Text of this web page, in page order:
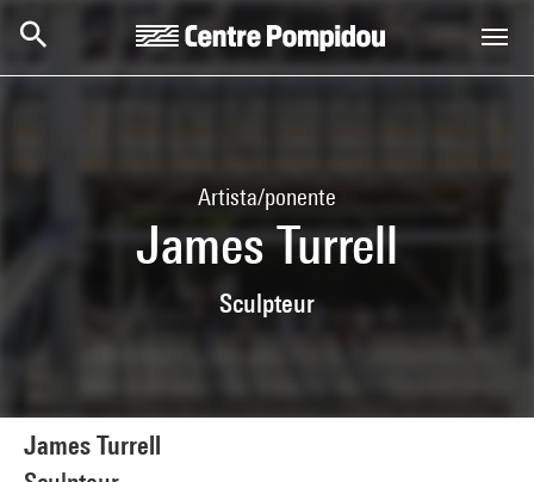
Artista/ponente
James Turrell
Sculpteur
James Turrell